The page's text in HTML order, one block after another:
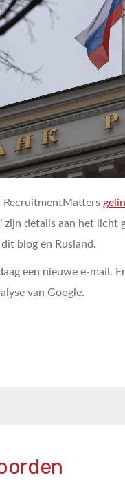
RecruitmentMatters
zijn details aan het
blog en Rusland.
een nieuwe e-mail.
van Google.